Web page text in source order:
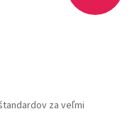
za veľmi